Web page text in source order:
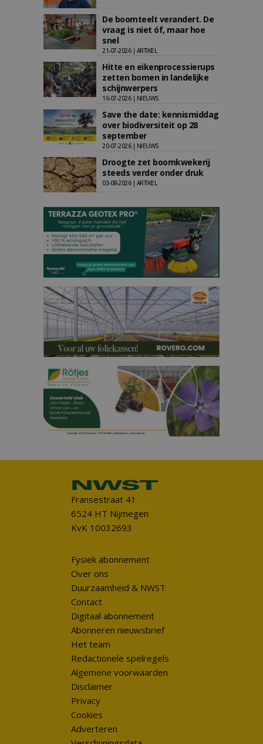
De boomteelt verandert. De
vraag is niet óf, maar hoe
snel
21-07-2026 | ARTIKEL
Hitte en eikenprocessierups
zetten bomen in landelijke
schijnwerpers
16-07-2026 | NIEUWS
Save the date: kennismiddag
over biodiversiteit op 28
september
20-07-2026 | NIEUWS
Droogte zet boomkwekerij
steeds verder onder druk
03-08-2026 | ARTIKEL
Fransestraat 41
6524 HT Nijmegen
KvK 10032693
Fysiek abonnement
Over ons
Duurzaamheid & NWST
Contact
Digitaal abonnement
Abonneren nieuwsbrief
Het team
Redactionele spelregels
Algemene voorwaarden
Disclaimer
Privacy
Cookies
Adverteren